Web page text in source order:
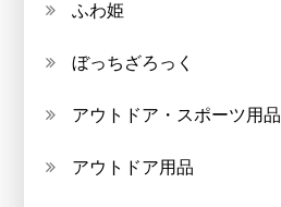
ふわ姫
ぼっちざろっく
アウトドア・スポーツ用品
アウトドア用品